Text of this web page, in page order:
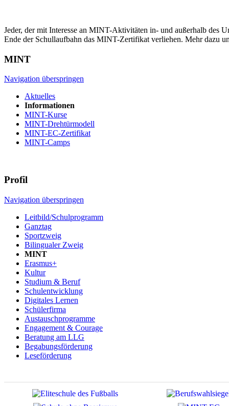
Jeder, der mit Interesse an MINT-Aktivitäten in- und außerhalb des
Ende der Schullaufbahn das MINT-Zertifikat verliehen. Mehr dazu
MINT
Navigation überspringen
Aktuelles
Informationen
MINT-Kurse
MINT-Drehtürmodell
MINT-EC-Zertifikat
MINT-Camps
Profil
Navigation überspringen
Leitbild/Schulprogramm
Ganztag
Sportzweig
Bilingualer Zweig
MINT
Erasmus+
Kultur
Studium & Beruf
Schulentwicklung
Digitales Lernen
Schülerfirma
Austauschprogramme
Engagement & Courage
Beratung am LLG
Begabungsförderung
Leseförderung